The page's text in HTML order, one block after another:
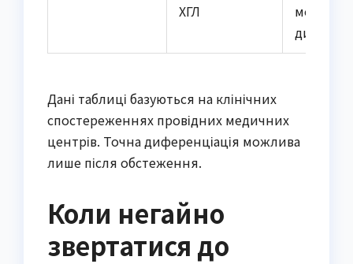
ХГЛ
Дані таблиці базуються на клінічних
спостереженнях провідних медичних
центрів. Точна диференціація можлива
лише після обстеження.
Коли негайно
звертатися до